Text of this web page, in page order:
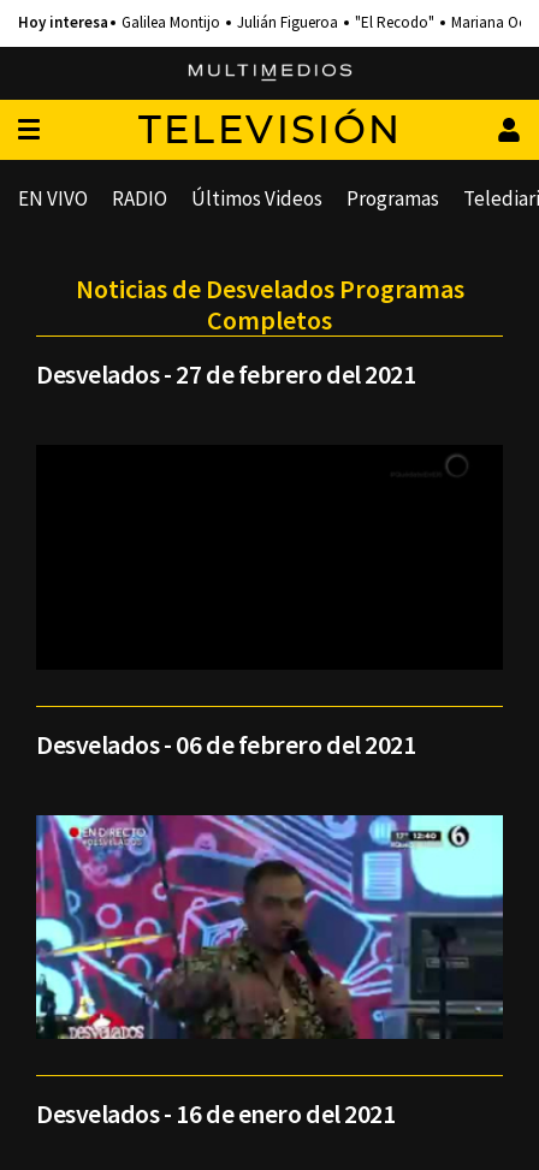
Galilea Montijo Julián Figueroa "El Recodo" Mariana
TELEVISIÓN
EN VIVO RADIO Últimos Videos Programas
Noticias de Desvelados Programas
Completos
Desvelados - 27 de febrero del 2021
Desvelados - 06 de febrero del 2021
Desvelados - 16 de enero del 2021